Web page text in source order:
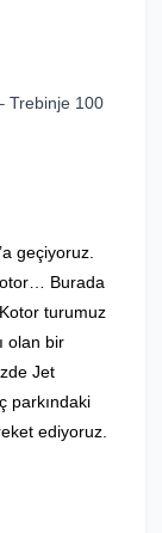
Trebinje 100
geçiyoruz.
Burada
turumuz
olan bir
Jet
parkındaki
ediyoruz.